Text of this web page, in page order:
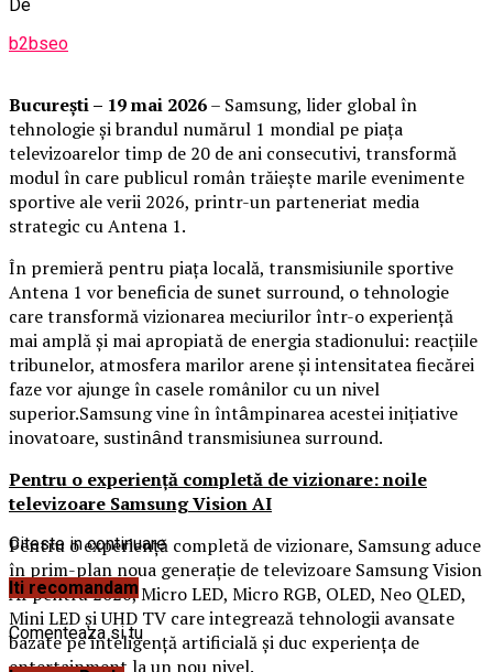
De
b2bseo
București – 19 mai 2026– Samsung, lider global în
tehnologie și brandul numărul 1 mondial pe piața
televizoarelor timp de 20 de ani consecutivi, transformă
modul în care publicul român trăiește marile evenimente
sportive ale verii 2026, printr-un parteneriat media
strategic cu Antena 1.
În premieră pentru piața locală, transmisiunile sportive
Antena 1 vor beneficia de sunet surround, o tehnologie
care transformă vizionarea meciurilor într-o experiență
mai amplă și mai apropiată de energia stadionului: reacțiile
tribunelor, atmosfera marilor arene și intensitatea fiecărei
faze vor ajunge în casele românilor cu un nivel
superior.Samsung vine în întȃmpinarea acestei iniţiative
inovatoare, sustinȃnd transmisiunea surround.
Pentru o experiență completă de vizionare: noile
televizoare Samsung Vision AI
Pentru o experiență completă de vizionare, Samsung aduce
în prim-plan noua generație de televizoare Samsung Vision
AI pentru 2026, Micro LED, Micro RGB, OLED, Neo QLED,
Mini LED și UHD TV care integrează tehnologii avansate
bazate pe inteligență artificială și duc experiența de
entertainment la un nou nivel.
Citeste in continuare
Iti recomandam
Comenteaza si tu